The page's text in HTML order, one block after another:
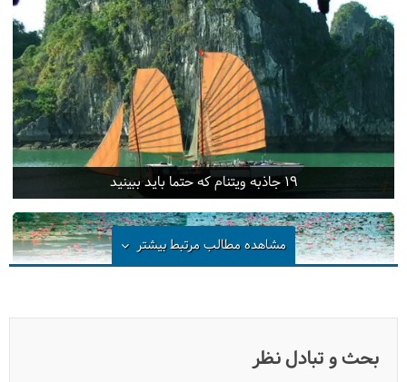
19 جاذبه ویتنام که حتما باید ببینید
مشاهده مطالب مرتبطبیشتر
بحث و تبادل نظر